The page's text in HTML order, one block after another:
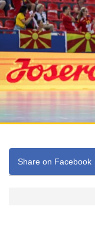
Share on Facebook